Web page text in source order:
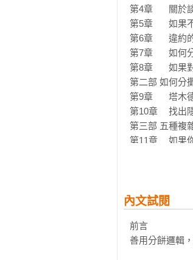
治療師
「這是一種新
治、人際關係
美國運通前董
「這個談判方
恩（Herb
名師推薦
劉奕酉 企業行
蘇益賢 臨床心
羅怡君  親職溝
第4章	關於談判的兩個迷思
第5章	如果不確定餅的大小
第6章	違約的代價
第7章	如何分到更多餅？
第8章	如果對方不買帳
第二部 如何分
第9章	塔木德解決方案
第10章	找出隱而未現的餅
第三部 五種複
第11章	如果你更在乎
第15章	當對方把你當棋子
第16章	給對方想要的東西
第17章	當各方看到的餅不一樣
內文試閱
前言
善用分餅邏輯